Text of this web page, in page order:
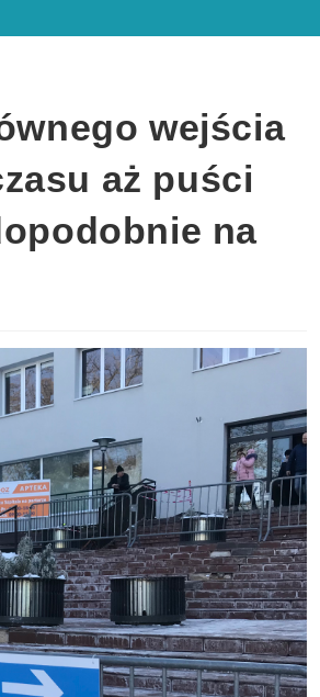
wejścia
aż puści
na